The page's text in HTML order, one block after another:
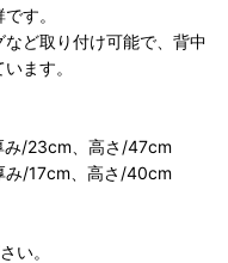
す。
ど取り付け可能で、背中
ます。
み/23cm、高さ/47cm
み/17cm、高さ/40cm
い。